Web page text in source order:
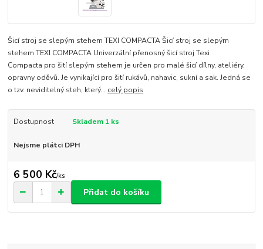
Šicí stroj se slepým stehem TEXI COMPACTA Šicí stroj se slepým
stehem TEXI COMPACTA Univerzální přenosný šicí stroj Texi
Compacta pro šití slepým stehem je určen pro malé šicí dílny, ateliéry,
opravny oděvů. Je vynikající pro šití rukávů, nahavic, sukní a sak. Jedná se
o tzv. neviditelný steh, který... celý popis
Dostupnost Skladem 1 ks
Nejsme plátci DPH
6 500 Kč/ks
Přidat do košíku